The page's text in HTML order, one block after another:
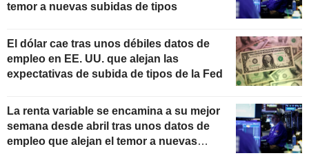
temor a nuevas subidas de tipos
El dólar cae tras unos débiles datos de
empleo en EE. UU. que alejan las
expectativas de subida de tipos de la Fed
La renta variable se encamina a su mejor
semana desde abril tras unos datos de
empleo que alejan el temor a nuevas